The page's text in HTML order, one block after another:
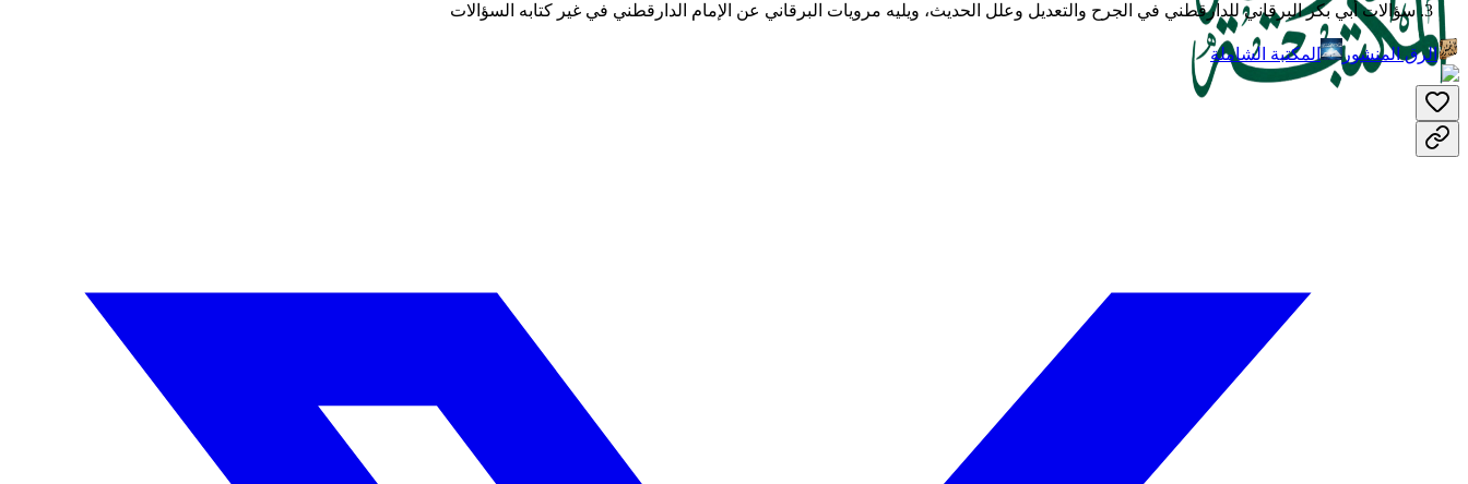
سؤالات أبي بكر البرقاني للدارقطني في الجرح والتعديل وعلل الحديث، ويليه مرويات البرقاني عن الإمام الدارقطني في غير كتابه السؤالات
الرق المنشور المكتبة الشاملة